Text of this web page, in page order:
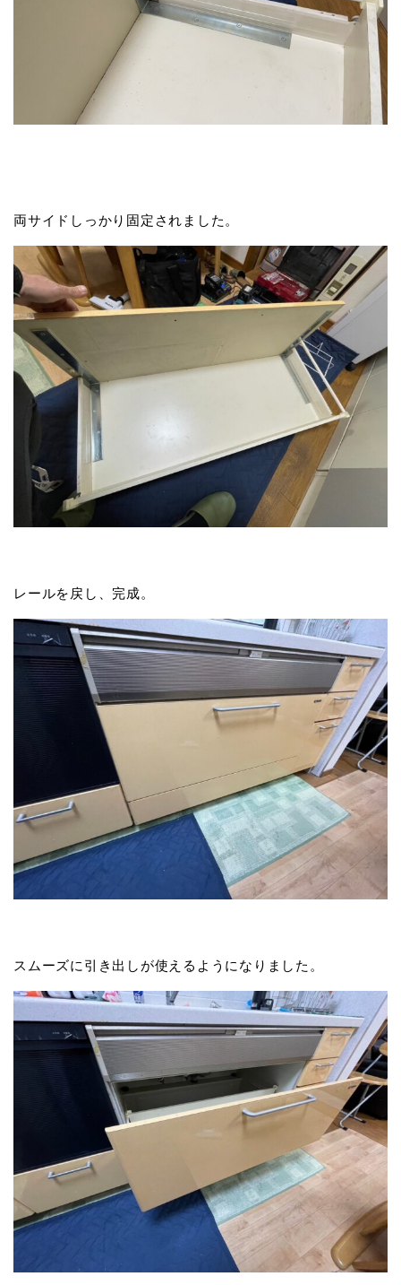
両サイドしっかり固定されました。
レールを戻し、完成。
スムーズに引き出しが使えるようになりました。